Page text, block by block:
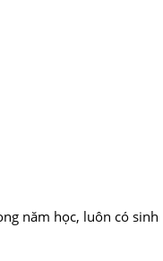
năm học, luôn có sinh